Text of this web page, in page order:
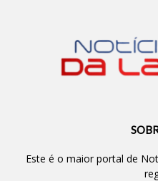
Este é o maior portal de